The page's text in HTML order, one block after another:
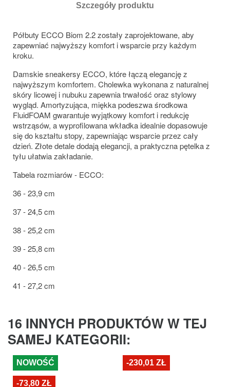
Szczegóły produktu
Półbuty ECCO Biom 2.2 zostały zaprojektowane, aby
zapewniać najwyższy komfort i wsparcie przy każdym
kroku.
Damskie sneakersy ECCO, które łączą elegancję z
najwyższym komfortem. Cholewka wykonana z naturalnej
skóry licowej i nubuku zapewnia trwałość oraz stylowy
wygląd. Amortyzująca, miękka podeszwa środkowa
FluidFOAM gwarantuje wyjątkowy komfort i redukcję
wstrząsów, a wyprofilowana wkładka idealnie dopasowuje
się do kształtu stopy, zapewniając wsparcie przez cały
dzień. Złote detale dodają elegancji, a praktyczna pętelka z
tyłu ułatwia zakładanie.
Tabela rozmiarów - ECCO:
36 - 23,9 cm
37 - 24,5 cm
38 - 25,2 cm
39 - 25,8 cm
40 - 26,5 cm
41 - 27,2 cm
16 INNYCH PRODUKTÓW W TEJ
SAMEJ KATEGORII:
NOWOŚĆ
-73,80 ZŁ
-230,01 ZŁ